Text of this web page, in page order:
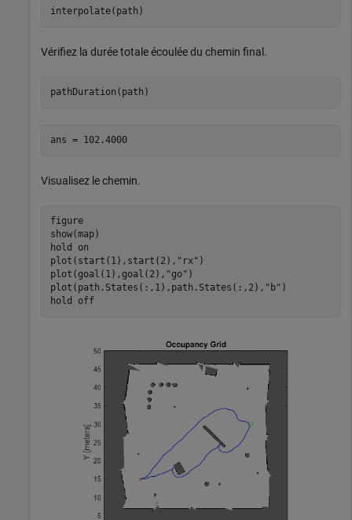
interpolate(path)
Vérifiez la durée totale écoulée du chemin final.
pathDuration(path)
ans = 102.4000
Visualisez le chemin.
figure
show(map)
hold
on
plot(start(1),start(2), "rx" )
plot(goal(1),goal(2), "go" )
plot(path.States(:,1),path.States(:,2), "b" )
hold
off